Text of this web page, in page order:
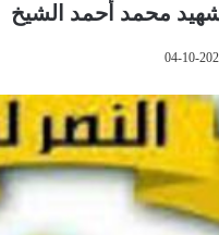
محمد أحمد الشيخ